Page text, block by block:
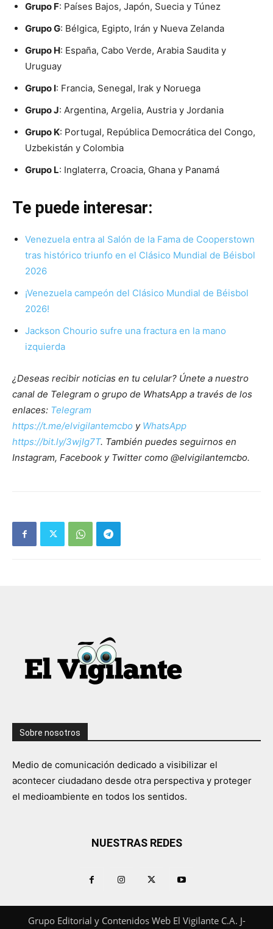
Grupo F: Países Bajos, Japón, Suecia y Túnez
Grupo G: Bélgica, Egipto, Irán y Nueva Zelanda
Grupo H: España, Cabo Verde, Arabia Saudita y
Uruguay
Grupo I: Francia, Senegal, Irak y Noruega
Grupo J: Argentina, Argelia, Austria y Jordania
Grupo K: Portugal, República Democrática del Congo,
Uzbekistán y Colombia
Grupo L: Inglaterra, Croacia, Ghana y Panamá
Te puede interesar:
Venezuela entra al Salón de la Fama de Cooperstown
tras histórico triunfo en el Clásico Mundial de Béisbol
2026
¡Venezuela campeón del Clásico Mundial de Béisbol
2026!
Jackson Chourio sufre una fractura en la mano
izquierda
¿Deseas recibir noticias en tu celular? Únete a nuestro
canal de Telegram o grupo de WhatsApp a través de los
enlaces: Telegram
https://t.me/elvigilantemcbo y WhatsApp
https://bit.ly/3wjIg7T. También puedes seguirnos en
Instagram, Facebook y Twitter como @elvigilantemcbo.
Sobre nosotros
Medio de comunicación dedicado a visibilizar el
acontecer ciudadano desde otra perspectiva y proteger
el medioambiente en todos los sentidos.
NUESTRAS REDES
Grupo Editorial y Contenidos Web El Vigilante C.A. J-